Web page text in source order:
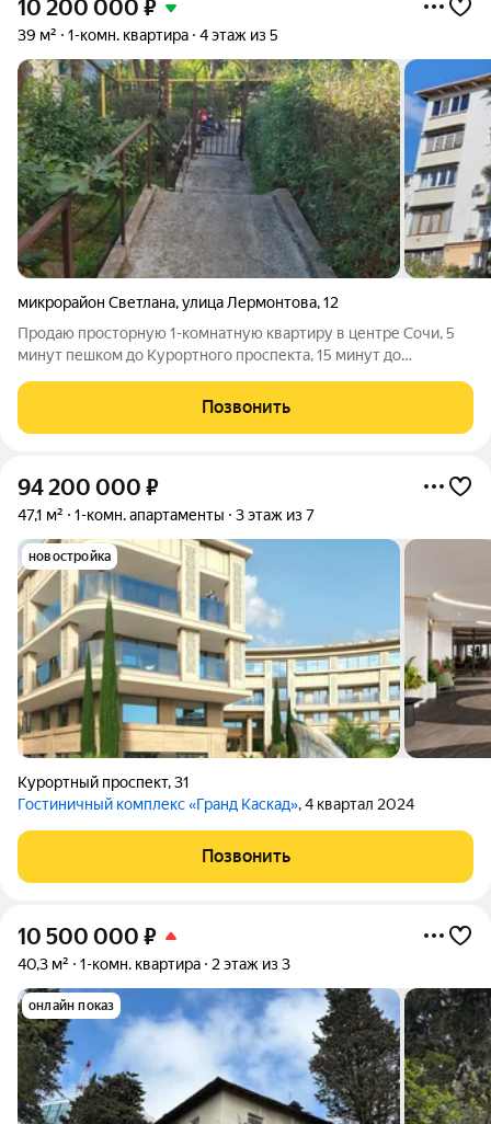
10 200 000 ₽
39 м² 1-комн. квартира 4 этаж из 5
микрорайон Светлана,улица Лермонтова,12
Продаю просторную 1-комнатную квартиру в центре Сочи, 5
минут пешком до Курортного проспекта, 15 минут до
всех достопримечательностей. Квартира находится в доме
образцового содержания,
Позвонить
94 200 000 ₽
47,1 м² 1-комн. апартаменты 3 этаж из 7
новостройка
Курортный проспект,31
Гостиничный комплекс «Гранд Каскад», 4 квартал 2024
Позвонить
10 500 000 ₽
40,3 м² 1-комн. квартира 2 этаж из 3
онлайн показ